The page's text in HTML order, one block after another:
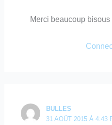
Merci beaucoup bisous
BULLES
31 AOÛT 2015 À 4:43